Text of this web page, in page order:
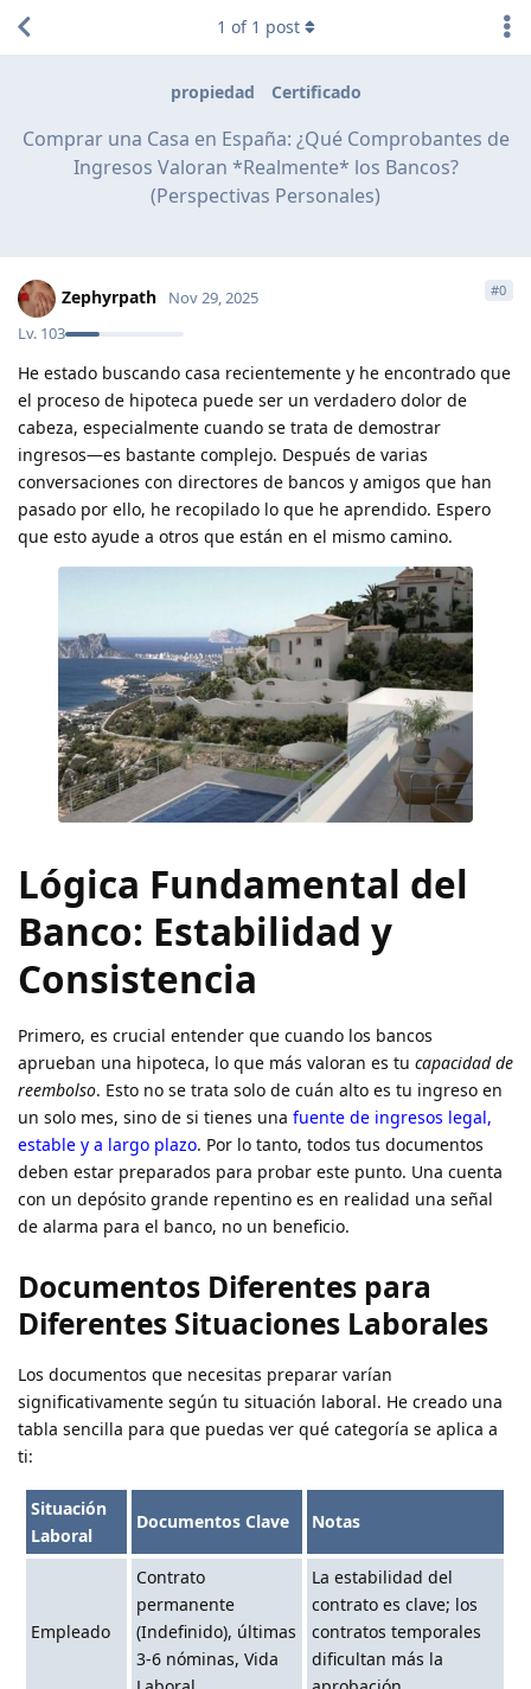
propiedad Certificado
Comprar una Casa en España: ¿Qué Comprobantes de
Ingresos Valoran *Realmente* los Bancos?
(Perspectivas Personales)
1 of 1 post
Zephyrpath
Lv. 103
Nov 29, 2025 #0
He estado buscando casa recientemente y he encontrado que
el proceso de hipoteca puede ser un verdadero dolor de
cabeza, especialmente cuando se trata de demostrar
ingresos—es bastante complejo. Después de varias
conversaciones con directores de bancos y amigos que han
pasado por ello, he recopilado lo que he aprendido. Espero
que esto ayude a otros que están en el mismo camino.
Lógica Fundamental del
Banco: Estabilidad y
Consistencia
Primero, es crucial entender que cuando los bancos
aprueban una hipoteca, lo que más valoran es tu capacidad de
reembolso. Esto no se trata solo de cuán alto es tu ingreso en
un solo mes, sino de si tienes una fuente de ingresos legal,
estable y a largo plazo. Por lo tanto, todos tus documentos
deben estar preparados para probar este punto. Una cuenta
con un depósito grande repentino es en realidad una señal
de alarma para el banco, no un beneficio.
Documentos Diferentes para
Diferentes Situaciones Laborales
Los documentos que necesitas preparar varían
significativamente según tu situación laboral. He creado una
tabla sencilla para que puedas ver qué categoría se aplica a
ti:
Situación
Laboral
Documentos Clave Notas
Empleado
Contrato
permanente
(Indefinido), últimas
3-6 nóminas, Vida
La estabilidad del
contrato es clave; los
contratos temporales
dificultan más la